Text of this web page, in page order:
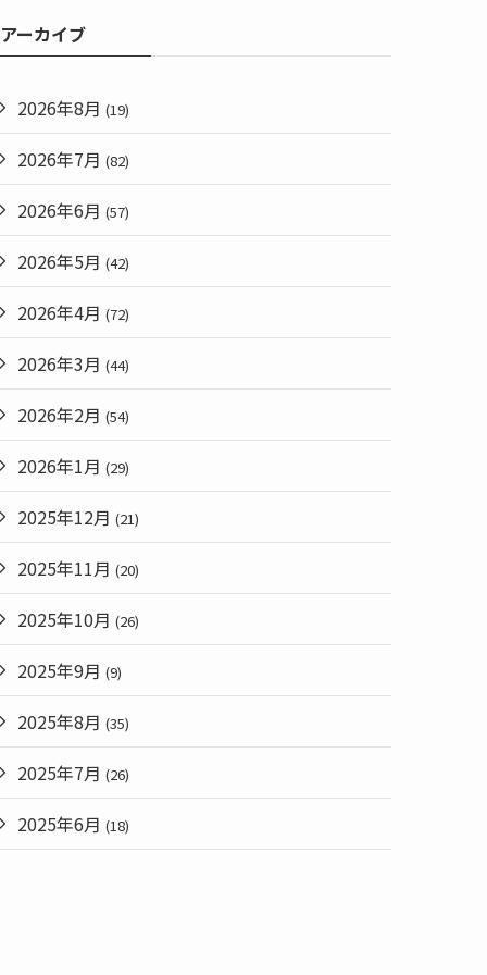
アーカイブ
2026年8月 (19)
2026年7月 (82)
2026年6月 (57)
2026年5月 (42)
2026年4月 (72)
2026年3月 (44)
2026年2月 (54)
2026年1月 (29)
2025年12月 (21)
2025年11月 (20)
2025年10月 (26)
2025年9月 (9)
2025年8月 (35)
2025年7月 (26)
2025年6月 (18)